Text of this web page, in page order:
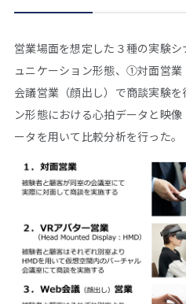
営業場面を想定した３種の実験
ュニケーション形態、①対面
会議営業（顔出し）で商談実験
ン形態における心拍データと映
ータを用いて比較分析を行った。